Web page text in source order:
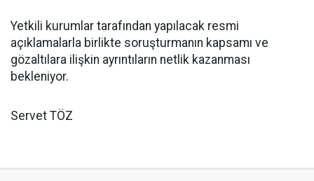
Yetkili kurumlar tarafından yapılacak resmi
açıklamalarla birlikte soruşturmanın kapsamı ve
gözaltılara ilişkin ayrıntıların netlik kazanması
bekleniyor.
Servet TÖZ